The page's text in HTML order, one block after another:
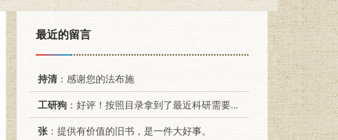
最近的留言
持清：感谢您的法布施
工研狗 ：好评！按照目录拿到了最近科研需要的材料！
张 ：提供有价值的旧书，是一件大好事。